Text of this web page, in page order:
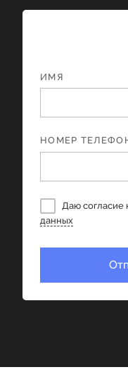
ИМЯ
НОМЕР
Даю согласие
данных